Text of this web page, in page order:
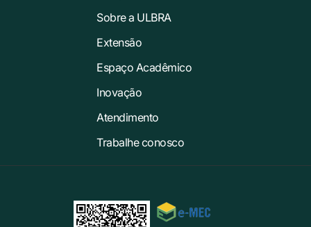
Sobre a ULBRA
Extensão
Espaço Acadêmico
Inovação
Atendimento
Trabalhe conosco